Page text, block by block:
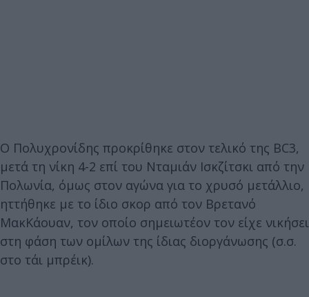
Ο Πολυχρονίδης προκρίθηκε στον τελικό της BC3,
μετά τη νίκη 4-2 επί του Νταμιάν Ισκζίτσκι από την
Πολωνία, όμως στον αγώνα για το χρυσό μετάλλιο,
ηττήθηκε με το ίδιο σκορ από τον Βρετανό
ΜακΚάουαν, τον οποίο σημειωτέον τον είχε νικήσει
στη φάση των ομίλων της ίδιας διοργάνωσης (σ.σ.
στο τάι μπρέικ).